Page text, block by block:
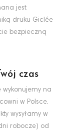
jest
druku Giclée
bezpieczną
czas
wykonujemy na
w Polsce.
wysyłamy w
robocze) od